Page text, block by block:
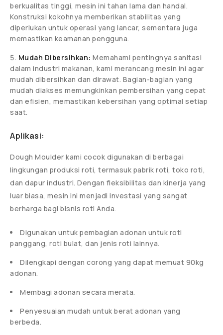
berkualitas tinggi, mesin ini tahan lama dan handal.
Konstruksi kokohnya memberikan stabilitas yang
diperlukan untuk operasi yang lancar, sementara juga
memastikan keamanan pengguna.
Mudah Dibersihkan: Memahami pentingnya sanitasi
dalam industri makanan, kami merancang mesin ini agar
mudah dibersihkan dan dirawat. Bagian-bagian yang
mudah diakses memungkinkan pembersihan yang cepat
dan efisien, memastikan kebersihan yang optimal setiap
saat.
Aplikasi:
Dough Moulder kami cocok digunakan di berbagai
lingkungan produksi roti, termasuk pabrik roti, toko roti,
dan dapur industri. Dengan fleksibilitas dan kinerja yang
luar biasa, mesin ini menjadi investasi yang sangat
berharga bagi bisnis roti Anda.
Digunakan untuk pembagian adonan untuk roti
panggang, roti bulat, dan jenis roti lainnya.
Dilengkapi dengan corong yang dapat memuat 90kg
adonan.
Membagi adonan secara merata.
Penyesuaian mudah untuk berat adonan yang
berbeda.